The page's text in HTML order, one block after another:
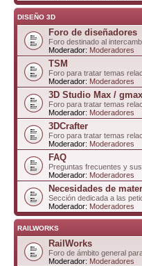
DISEÑO 3D
Foro de diseñadores
Foro destinado al
Moderador: Moderadores
TSM
Foro para tratar temas
Moderador: Moderadores
3D Studio Max / gmax
Foro para tratar temas
Moderador: Moderadores
3DCrafter
Foro para tratar temas
Moderador: Moderadores
FAQ
Preguntas frecuentes y
Moderador: Moderadores
Necesidades de
Sección dedicada a las
Moderador: Moderadores
RAILWORKS
RailWorks
Foro de ámbito general
Moderador: Moderadores